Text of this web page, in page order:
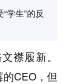
学生”的反
襟履新。
CEO，但